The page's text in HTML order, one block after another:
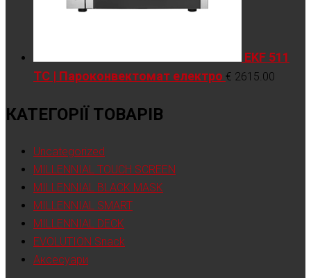
EKF 511
TC | Пароконвектомат електро € 2615.00
КАТЕГОРІЇ ТОВАРІВ
Uncategorized
MILLENNIAL TOUCH SCREEN
MILLENNIAL BLACK MASK
MILLENNIAL SMART
MILLENNIAL DECK
EVOLUTION Snack
Аксесуари